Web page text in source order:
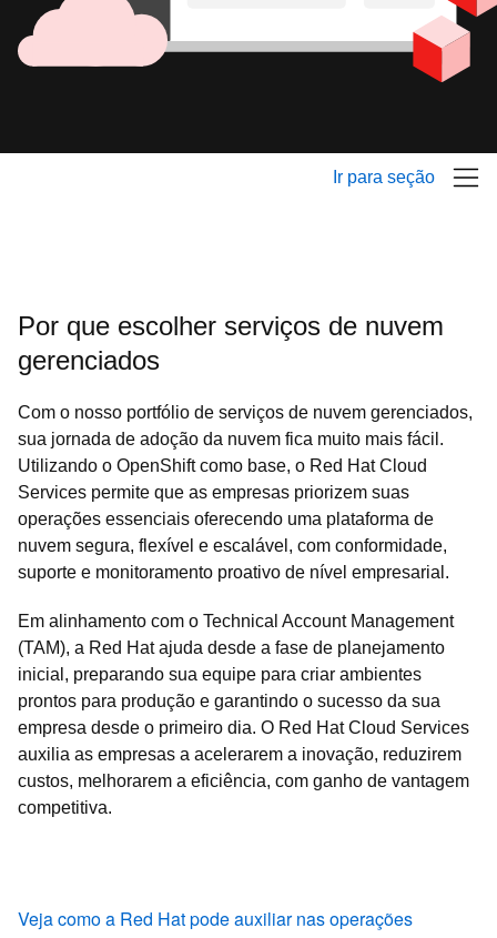
Ir para seção
Por que escolher serviços de nuvem
gerenciados
Com o nosso portfólio de serviços de nuvem gerenciados,
sua jornada de adoção da nuvem fica muito mais fácil.
Utilizando o OpenShift como base, o Red Hat Cloud
Services permite que as empresas priorizem suas
operações essenciais oferecendo uma plataforma de
nuvem segura, flexível e escalável, com conformidade,
suporte e monitoramento proativo de nível empresarial.
Em alinhamento com o Technical Account Management
(TAM), a Red Hat ajuda desde a fase de planejamento
inicial, preparando sua equipe para criar ambientes
prontos para produção e garantindo o sucesso da sua
empresa desde o primeiro dia. O Red Hat Cloud Services
auxilia as empresas a acelerarem a inovação, reduzirem
custos, melhorarem a eficiência, com ganho de vantagem
competitiva.
Veja como a Red Hat pode auxiliar nas operações